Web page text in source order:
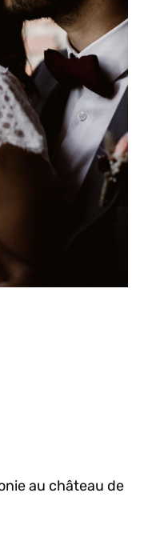
au château de